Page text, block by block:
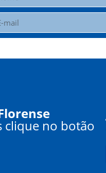
clique no botão